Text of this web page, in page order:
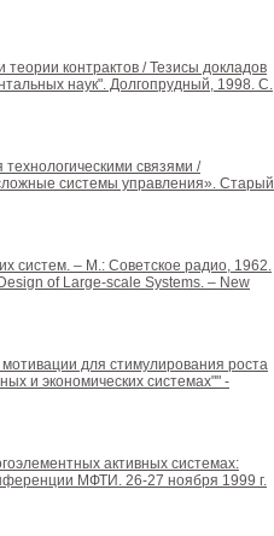
контрактов / Тезисы докладов
наук". Долгопрудный, 1998. С.
связями /
системы управления». Старый
систем. – М.: Советское радио, 1962.
of Large-scale Systems. – New
для стимулирования роста
и экономических системах"" -
активных системах:
МФТИ. 26-27 ноября 1999 г.